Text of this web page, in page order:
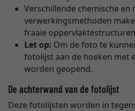
Verschillende chemische en
verwerkingsmethoden
fraaie
Let op: Om de foto te
fotolijst aan de hoeken met
worden geopend.
De achterwand van de fotolijst
Deze fotolijsten worden in